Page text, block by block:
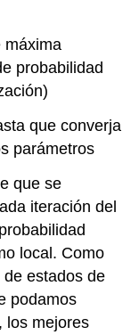
máxima
probabilidad
que converja
parámetros
que se
iteración del
local. Como
estados de
podamos
los mejores